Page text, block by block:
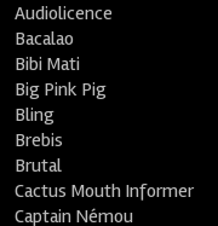
Audiolicence
Bacalao
Bibi Mati
Big Pink Pig
Bling
Brebis
Brutal
Cactus Mouth Informer
Captain Némou